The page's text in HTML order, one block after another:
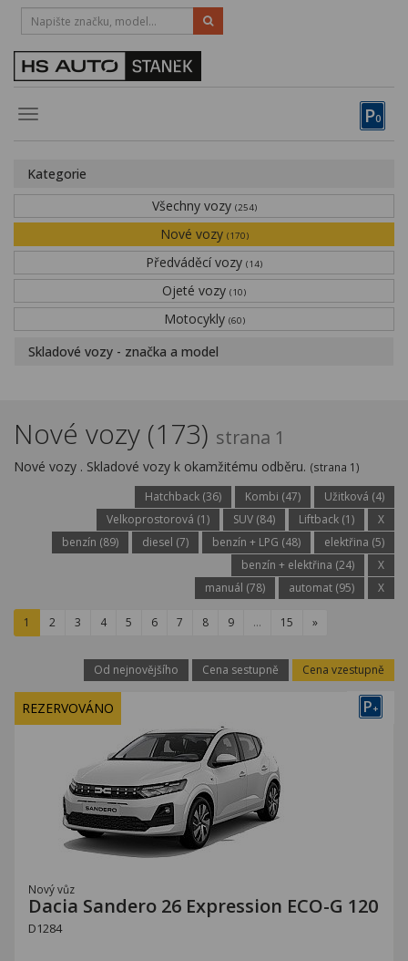
P0
Toggle
HOTLINE:
STRAKONICE-383 335 366
Obytné vozy
Financování
Novinky
Kariéra
Kontakty
Kategorie
Všechny vozy (254)
Nové vozy (170)
Předváděcí vozy (14)
Ojeté vozy (10)
Motocykly (60)
Skladové vozy - značka a model
Nové vozy (173) strana 1
Nové vozy . Skladové vozy k okamžitému odběru. (strana 1)
Hatchback (36) Kombi (47)
Užitková (4)
Velkoprostorová (1)
SUV (84) Liftback (1)
X
benzín (89)
diesel (7) benzín + LPG (48)
elektřina (5)
benzín + elektřina (24)
X
manuál (78)
automat (95) X
1 2 3 4 5 6 7 8 9 … 15 »
Od nejnovějšího Cena sestupně Cena vzestupně
P+
REZERVOVÁNO
Nový vůz
Dacia Sandero 26 Expression ECO-G 120
D1284